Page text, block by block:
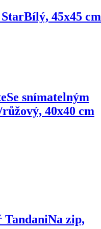
Bílý, 45x45 cm
Se snímatelným
40x40 cm
TandaniNa zip,